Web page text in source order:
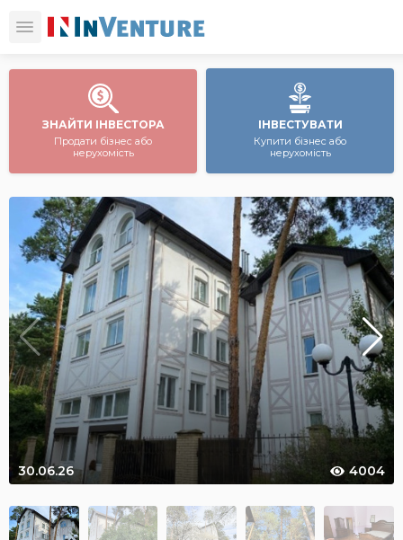
ЗНАЙТИ ІНВЕСТОРА
Продати бізнес або
нерухомість
ІНВЕСТУВАТИ
Купити бізнес або
нерухомість
30.06.26 4004